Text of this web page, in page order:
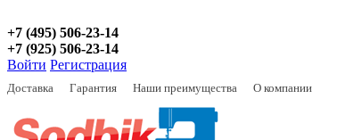
+7 (495) 506-23-14
+7 (925) 506-23-14
Войти Регистрация
Доставка Гарантия Наши преимущества О компании